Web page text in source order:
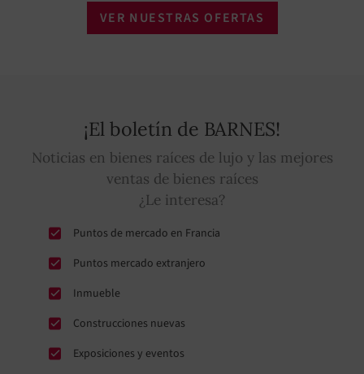
VER NUESTRAS OFERTAS
¡El boletín de BARNES!
Noticias en bienes raíces de lujo y las mejores
ventas de bienes raíces
¿Le interesa?
Puntos de mercado en Francia
Puntos mercado extranjero
Inmueble
Construcciones nuevas
Exposiciones y eventos